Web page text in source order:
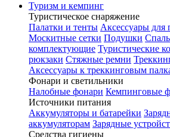
Туризм и кемпинг
Туристическое снаряжение
Палатки и тенты Аксессуары для
Москитные сетки Подушки
комплектующие Туристические
рюкзаки Стяжные ремни
Аксессуары к треккинговым
Фонари и светильники
Налобные фонари Кемпинговые
Источники питания
Аккумуляторы и батарейки
аккумуляторам Зарядные
Средства гигиены